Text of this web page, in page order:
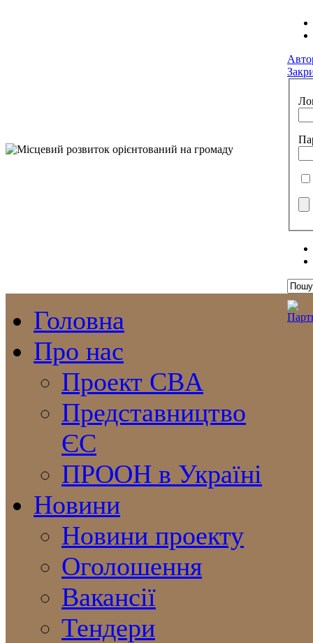
Головна
Про нас
Проект CBA
Представництво
ЄС
ПРООН в Україні
Новини
Новини проекту
Оголошення
Вакансії
Тендери